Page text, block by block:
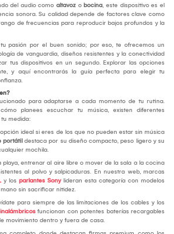
del audio como altavoz o bocina, este dispositivo es el
sonora. Su calidad depende de factores clave como
de frecuencias para reproducir bajos profundos y la
pasión por el buen sonido; por eso, te ofrecemos un
de vanguardia, diseños resistentes y la conectividad
tus dispositivos en un segundo. Explorar las opciones
y aquí encontrarás la guía perfecta para elegir tu
para adaptarse a cada momento de tu rutina.
planees escuchar tu música, existen diferentes
medida:
ideal si eres de los que no pueden estar sin música
portátil destaca por su diseño compacto, peso ligero y su
mochila.
playa, entrenar al aire libre o mover de la sala a la cocina
al polvo y salpicaduras. En nuestra web, marcas
y los parlantes Sonylideran esta categoría con modelos
sin sacrificar nitidez.
para siempre de las limitaciones de los cables y los
funcionan con potentes baterías recargables
movimiento dentro y fuera de casa.